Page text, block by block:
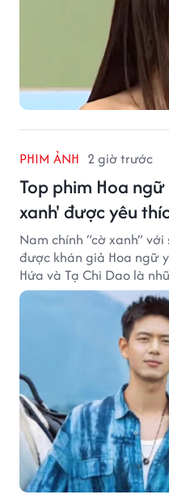
PHIM ẢNH 2 giờ trước
Top phim Hoa
xanh' được yêu
Nam chính “cờ xanh”
được khán giả Hoa ngữ
Hứa và Tạ Chi Dao là